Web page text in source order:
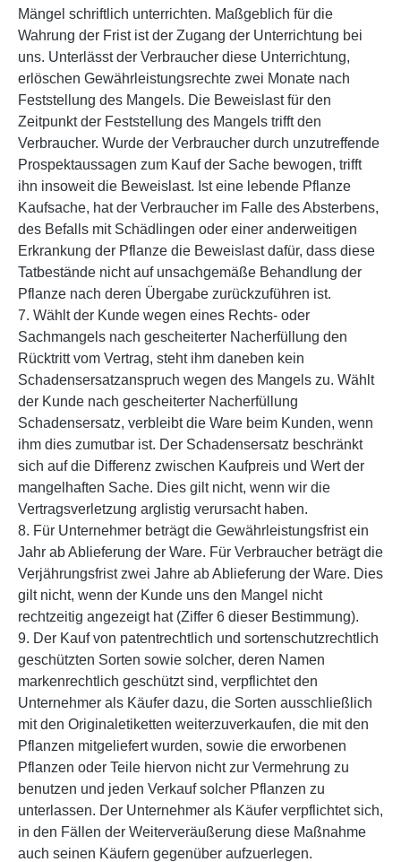
Mängel schriftlich unterrichten. Maßgeblich für die
Wahrung der Frist ist der Zugang der Unterrichtung bei
uns. Unterlässt der Verbraucher diese Unterrichtung,
erlöschen Gewährleistungsrechte zwei Monate nach
Feststellung des Mangels. Die Beweislast für den
Zeitpunkt der Feststellung des Mangels trifft den
Verbraucher. Wurde der Verbraucher durch unzutreffende
Prospektaussagen zum Kauf der Sache bewogen, trifft
ihn insoweit die Beweislast. Ist eine lebende Pflanze
Kaufsache, hat der Verbraucher im Falle des Absterbens,
des Befalls mit Schädlingen oder einer anderweitigen
Erkrankung der Pflanze die Beweislast dafür, dass diese
Tatbestände nicht auf unsachgemäße Behandlung der
Pflanze nach deren Übergabe zurückzuführen ist.
7. Wählt der Kunde wegen eines Rechts- oder
Sachmangels nach gescheiterter Nacherfüllung den
Rücktritt vom Vertrag, steht ihm daneben kein
Schadensersatzanspruch wegen des Mangels zu. Wählt
der Kunde nach gescheiterter Nacherfüllung
Schadensersatz, verbleibt die Ware beim Kunden, wenn
ihm dies zumutbar ist. Der Schadensersatz beschränkt
sich auf die Differenz zwischen Kaufpreis und Wert der
mangelhaften Sache. Dies gilt nicht, wenn wir die
Vertragsverletzung arglistig verursacht haben.
8. Für Unternehmer beträgt die Gewährleistungsfrist ein
Jahr ab Ablieferung der Ware. Für Verbraucher beträgt die
Verjährungsfrist zwei Jahre ab Ablieferung der Ware. Dies
gilt nicht, wenn der Kunde uns den Mangel nicht
rechtzeitig angezeigt hat (Ziffer 6 dieser Bestimmung).
9. Der Kauf von patentrechtlich und sortenschutzrechtlich
geschützten Sorten sowie solcher, deren Namen
markenrechtlich geschützt sind, verpflichtet den
Unternehmer als Käufer dazu, die Sorten ausschließlich
mit den Originaletiketten weiterzuverkaufen, die mit den
Pflanzen mitgeliefert wurden, sowie die erworbenen
Pflanzen oder Teile hiervon nicht zur Vermehrung zu
benutzen und jeden Verkauf solcher Pflanzen zu
unterlassen. Der Unternehmer als Käufer verpflichtet sich,
in den Fällen der Weiterveräußerung diese Maßnahme
auch seinen Käufern gegenüber aufzuerlegen.